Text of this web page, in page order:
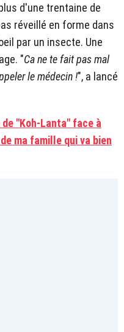
d'une trentaine de
réveillé en forme dans
par un insecte. Une
"Ca ne te fait pas mal
le médecin !", a lancé
"Koh-Lanta" face à
ma famille qui va bien